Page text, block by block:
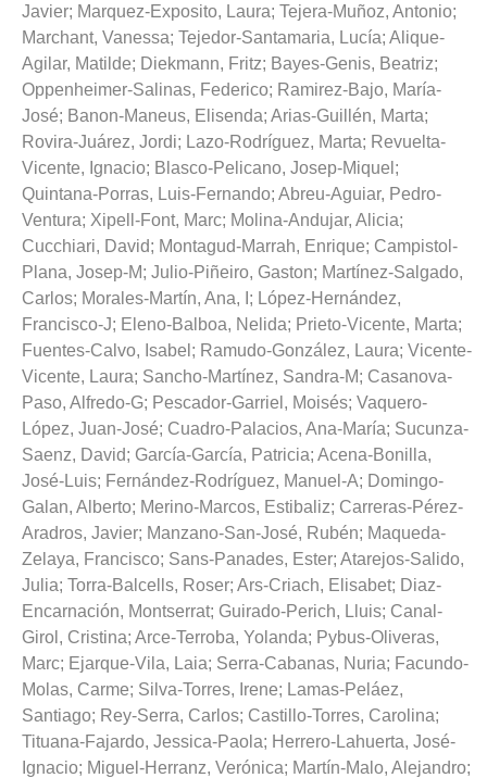
Javier; Marquez-Exposito, Laura; Tejera-Muñoz, Antonio;
Marchant, Vanessa; Tejedor-Santamaria, Lucía; Alique-
Agilar, Matilde; Diekmann, Fritz; Bayes-Genis, Beatriz;
Oppenheimer-Salinas, Federico; Ramirez-Bajo, María-
José; Banon-Maneus, Elisenda; Arias-Guillén, Marta;
Rovira-Juárez, Jordi; Lazo-Rodríguez, Marta; Revuelta-
Vicente, Ignacio; Blasco-Pelicano, Josep-Miquel ;
Quintana-Porras, Luis-Fernando; Abreu-Aguiar, Pedro-
Ventura; Xipell-Font, Marc; Molina-Andujar, Alicia;
Cucchiari, David; Montagud-Marrah, Enrique; Campistol-
Plana, Josep-M; Julio-Piñeiro, Gaston; Martínez-Salgado,
Carlos; Morales-Martín, Ana, I ; López-Hernández,
Francisco-J; Eleno-Balboa, Nelida; Prieto-Vicente, Marta;
Fuentes-Calvo, Isabel ; Ramudo-González, Laura; Vicente-
Vicente, Laura; Sancho-Martínez, Sandra-M; Casanova-
Paso, Alfredo-G; Pescador-Garriel, Moisés; Vaquero-
López, Juan-José; Cuadro-Palacios, Ana-María; Sucunza-
Saenz, David; García-García, Patricia; Acena-Bonilla,
José-Luis; Fernández-Rodríguez, Manuel-A; Domingo-
Galan, Alberto; Merino-Marcos, Estibaliz; Carreras-Pérez-
Aradros, Javier; Manzano-San-José, Rubén; Maqueda-
Zelaya, Francisco; Sans-Panades, Ester; Atarejos-Salido,
Julia; Torra-Balcells, Roser; Ars-Criach, Elisabet; Diaz-
Encarnación, Montserrat; Guirado-Perich, Lluis; Canal-
Girol, Cristina; Arce-Terroba, Yolanda; Pybus-Oliveras,
Marc; Ejarque-Vila, Laia; Serra-Cabanas, Nuria; Facundo-
Molas, Carme; Silva-Torres, Irene; Lamas-Peláez,
Santiago; Rey-Serra, Carlos; Castillo-Torres, Carolina;
Tituana-Fajardo, Jessica-Paola; Herrero-Lahuerta, José-
Ignacio; Miguel-Herranz, Verónica; Martín-Malo, Alejandro;